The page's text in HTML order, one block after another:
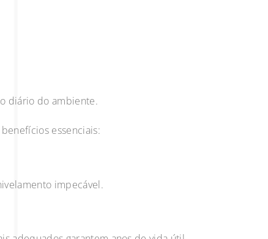
diário do ambiente.
essenciais:
impecável.